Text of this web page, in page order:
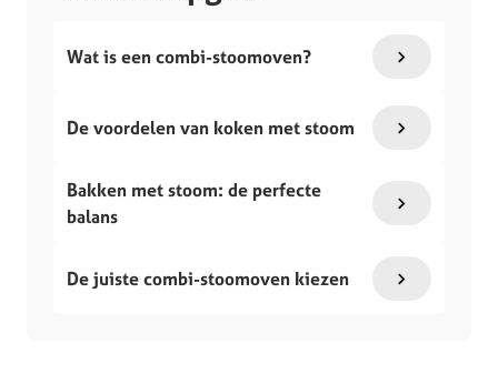
Wat is een combi-stoomoven?
De voordelen van koken met stoom
Bakken met stoom: de perfecte
balans
De juiste combi-stoomoven kiezen